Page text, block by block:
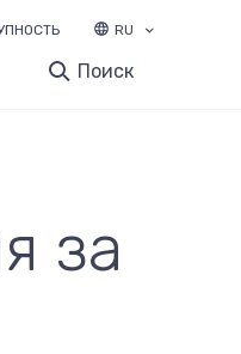
RU
Поиск
за